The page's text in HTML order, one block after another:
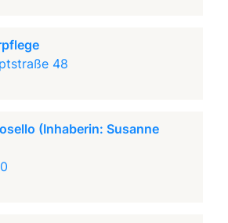
48
(Inhaberin: Susanne